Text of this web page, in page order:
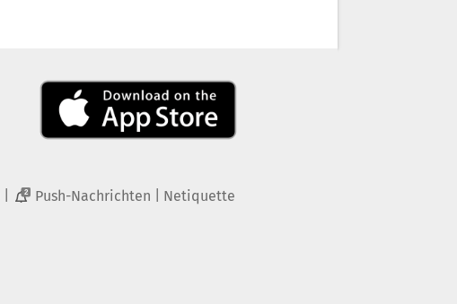
2 Push-Nachrichten Netiquette